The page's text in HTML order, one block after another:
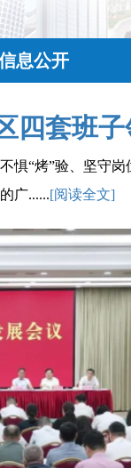
息公开
四套班
惧“烤”验、坚守
广......[阅读全文]